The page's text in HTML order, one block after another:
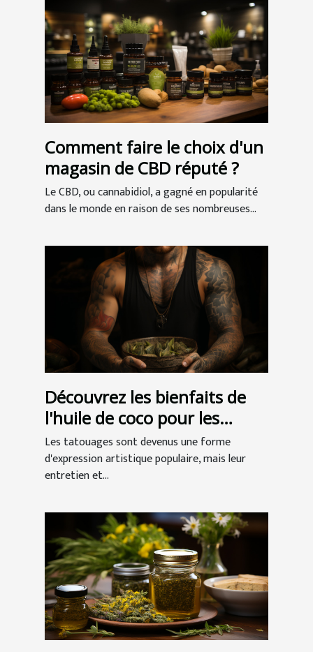
Comment faire le choix d'un
magasin de CBD réputé ?
Le CBD, ou cannabidiol, a gagné en popularité
dans le monde en raison de ses nombreuses...
Découvrez les bienfaits de
l'huile de coco pour les
tatouages
Les tatouages sont devenus une forme
d'expression artistique populaire, mais leur
entretien et...